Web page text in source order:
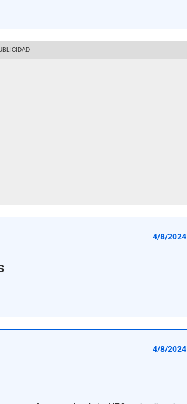
4/8/2024
4/8/2024